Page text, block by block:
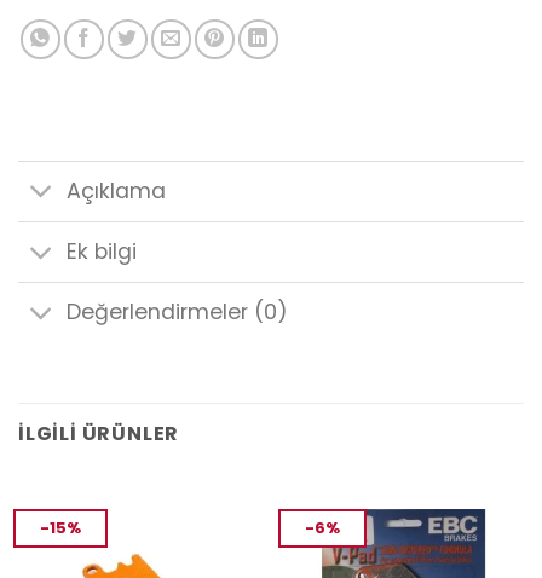
Açıklama
Ek bilgi
Değerlendirmeler (0)
İLGILI ÜRÜNLER
-15% -6%